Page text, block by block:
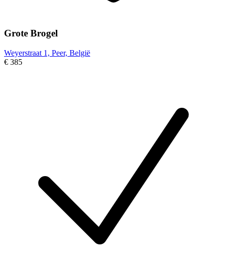
Grote Brogel
Weyerstraat 1, Peer, België
€ 385